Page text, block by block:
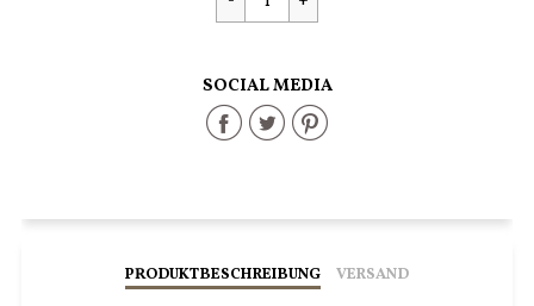
SOCIAL MEDIA
Share
Facebook
Share
Twitter
Share
Pinterest
PRODUKTBESCHREIBUNG VERSAND